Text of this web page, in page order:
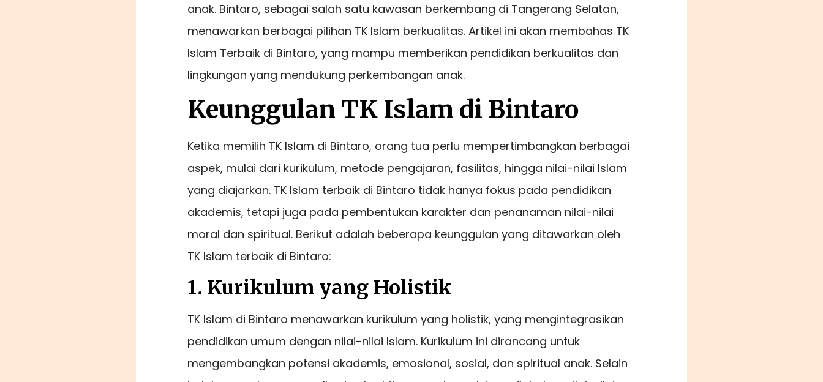
anak. Bintaro, sebagai salah satu kawasan berkembang di Tangerang Selatan,
menawarkan berbagai pilihan TK Islam berkualitas. Artikel ini akan membahas TK
Islam Terbaik di Bintaro, yang mampu memberikan pendidikan berkualitas dan
lingkungan yang mendukung perkembangan anak.
Keunggulan TK Islam di Bintaro
Ketika memilih TK Islam di Bintaro, orang tua perlu mempertimbangkan berbagai
aspek, mulai dari kurikulum, metode pengajaran, fasilitas, hingga nilai-nilai Islam
yang diajarkan. TK Islam terbaik di Bintaro tidak hanya fokus pada pendidikan
akademis, tetapi juga pada pembentukan karakter dan penanaman nilai-nilai
moral dan spiritual. Berikut adalah beberapa keunggulan yang ditawarkan oleh
TK Islam terbaik di Bintaro:
1. Kurikulum yang Holistik
TK Islam di Bintaro menawarkan kurikulum yang holistik, yang mengintegrasikan
pendidikan umum dengan nilai-nilai Islam. Kurikulum ini dirancang untuk
mengembangkan potensi akademis, emosional, sosial, dan spiritual anak. Selain